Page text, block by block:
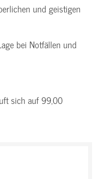
und geistigen
bei Notfällen und
sich auf 99,00